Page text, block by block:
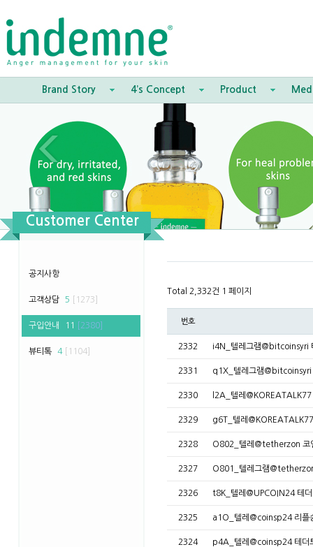
Brand Story 4’s Concept Product
Customer Center
공지사항
고객상담 5 [1273]
구입안내 11 [2380]
뷰티톡 4 [1104]
Total 2,332건 1 페이지
번호
2332 i4N_텔레그램@bitcoinsyri
2331 q1X_텔레그램@bitcoinsyri
2330 l2A_텔레
2329 g6T_텔레
2328 O802_텔레@tetherzon 코
2327 O801_텔레그램
2326 t8K_텔레@UPCOIN24 테
2325 a1O_텔레@coinsp24 리플
2324 p4A_텔레@coinsp24 테더